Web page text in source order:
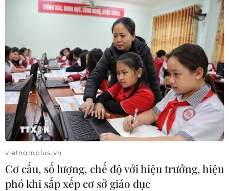
quan ngang bộ.
vietnamplus.vn
Cơ cấu, số lượng, chế độ với hiệu trưởng, hiệu
phó khi sắp xếp cơ sở giáo dục